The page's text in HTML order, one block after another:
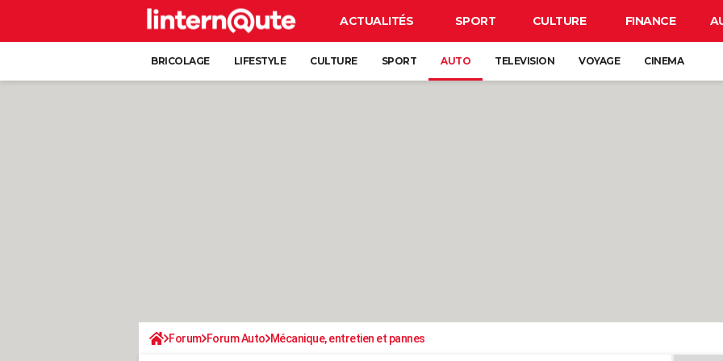
ACTUALITÉS SPORT CULTURE FINANCE
BRICOLAGE LIFESTYLE CULTURE SPORT AUTO TELEVISION VOYAGE CINEMA
Forum Forum Auto Mécanique, entretien et pannes